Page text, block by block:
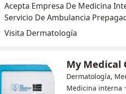
Acepta Empresa De Medicina
Servicio De Ambulancia
Visita Dermatología
My Medical
Dermatología,
Medicina interna ·